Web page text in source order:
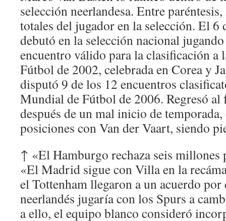
selección neerlandesa. Entre
totales del jugador en la selección. El 6
debutó en la selección nacional
encuentro válido para la clasificación a
Fútbol de 2002, celebrada en Corea y
disputó 9 de los 12 encuentros
Mundial de Fútbol de 2006. Regresó
después de un mal inicio de
posiciones con Van der Vaart, siendo
↑ «El Hamburgo rechaza seis
«El Madrid sigue con Villa en la
el Tottenham llegaron a un acuerdo
neerlandés jugaría con los Spurs a
a ello, el equipo blanco consideró